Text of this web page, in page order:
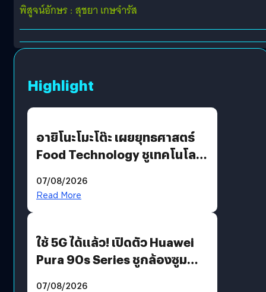
พิสูจน์อักษร : สุชยา เกษจำรัส
Highlight
อายิโนะโมะโต๊ะ เผยยุทธศาสตร์
Food Technology ชูเทคโนโลยี
บริโภคและ B2B
07/08/2026
Read More
ใช้ 5G ได้แล้ว! เปิดตัว Huawei
Pura 90s Series ชูกล้องซูม
07/08/2026